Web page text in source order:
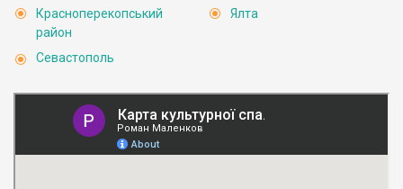
Красноперекопський
район
Севастополь
Ялта